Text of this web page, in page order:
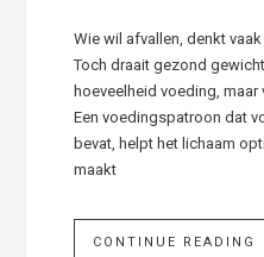
Wie wil afvallen, denkt
Toch draait gezond
hoeveelheid voeding, maar
Een voedingspatroon dat
bevat, helpt het lichaam
maakt
CONTINUE READING